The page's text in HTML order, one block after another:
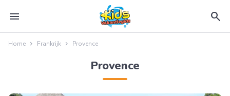
menu search
Home Frankrijk Provence
Provence